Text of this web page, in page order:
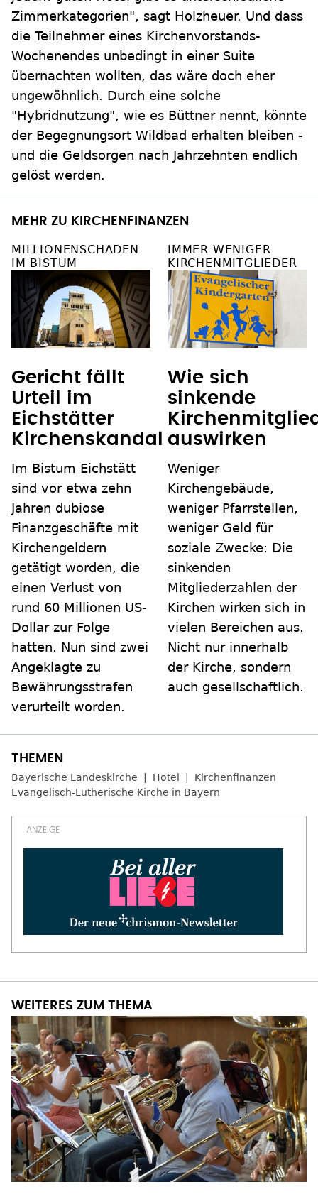
Zimmerkategorien", sagt Holzheuer. Und dass
die Teilnehmer eines Kirchenvorstands-
Wochenendes unbedingt in einer Suite
übernachten wollten, das wäre doch eher
ungewöhnlich. Durch eine solche
"Hybridnutzung", wie es Büttner nennt, könnte
der Begegnungsort Wildbad erhalten bleiben -
und die Geldsorgen nach Jahrzehnten endlich
gelöst werden.
MEHR ZU KIRCHENFINANZEN
MILLIONENSCHADEN
IM BISTUM
Gericht fällt
Urteil im
Eichstätter
Kirchenskandal
Im Bistum Eichstätt
sind vor etwa zehn
Jahren dubiose
Finanzgeschäfte mit
Kirchengeldern
getätigt worden, die
einen Verlust von
rund 60 Millionen US-
Dollar zur Folge
hatten. Nun sind zwei
Angeklagte zu
Bewährungsstrafen
verurteilt worden.
IMMER WENIGER
KIRCHENMITGLIEDER
Wie sich
sinkende
auswirken
Weniger
Kirchengebäude,
weniger Pfarrstellen,
weniger Geld für
soziale Zwecke: Die
sinkenden
Mitgliederzahlen der
Kirchen wirken sich in
vielen Bereichen aus.
Nicht nur innerhalb
der Kirche, sondern
auch gesellschaftlich.
Bayerische Landeskirche Hotel
Kirchenfinanzen
Evangelisch-Lutherische Kirche in Bayern
WEITERES ZUM THEMA